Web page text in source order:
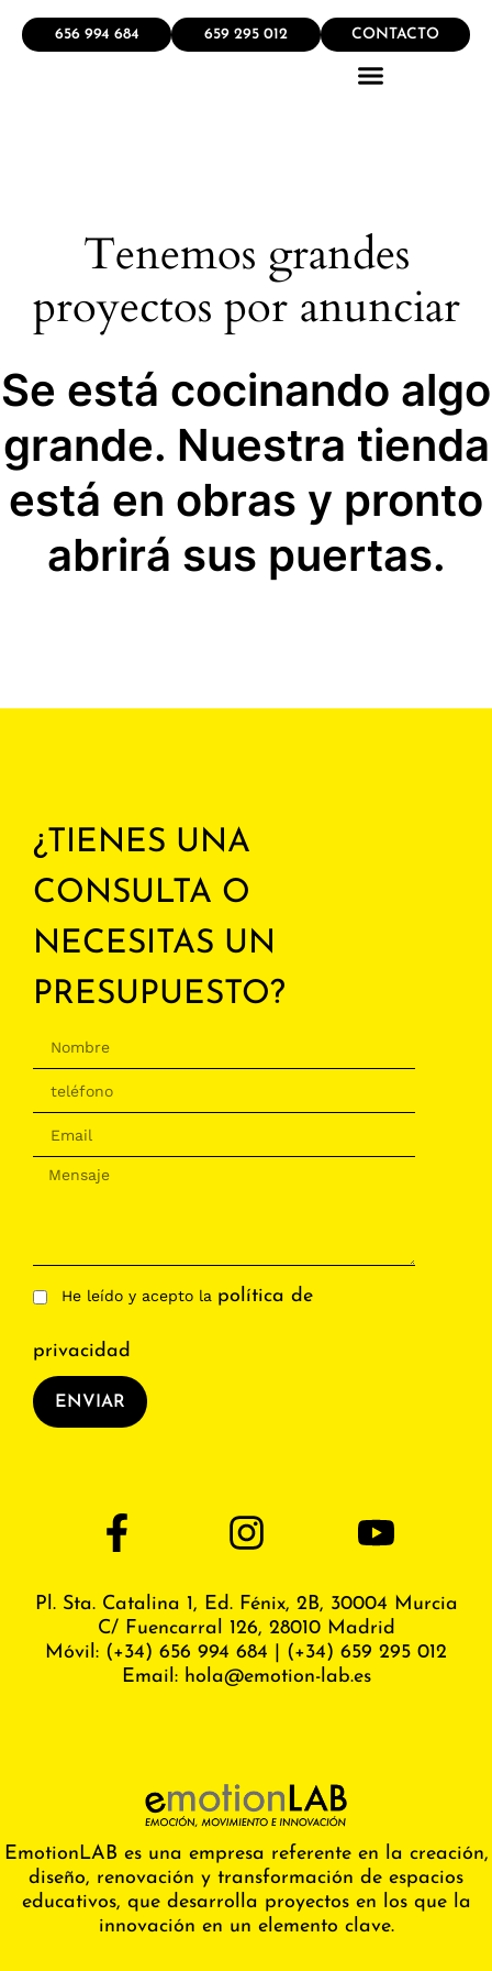
656 994 684 659 295 012 CONTACTO
Tenemos grandes
proyectos por anunciar
Se está cocinando algo
grande. Nuestra tienda
está en obras y pronto
abrirá sus puertas.
¿TIENES UNA
CONSULTA O
NECESITAS UN
PRESUPUESTO?
He leído y acepto la política de
privacidad
ENVIAR
EmotionLAB es una empresa referente en la creación,
diseño, renovación y transformación de espacios
educativos, que desarrolla proyectos en los que la
innovación en un elemento clave.
Pl. Sta. Catalina 1, Ed. Fénix, 2B, 30004 Murcia
C/ Fuencarral 126, 28010 Madrid
Móvil: (+34) 656 994 684
(+34) 659 295 012
Email: hola@emotion-lab.es